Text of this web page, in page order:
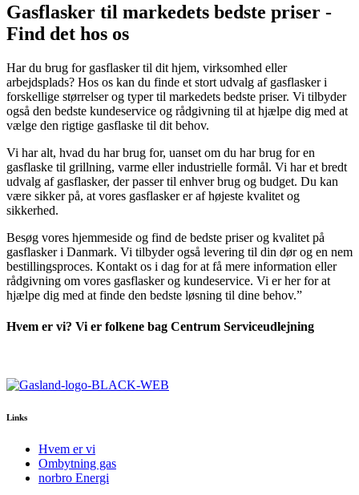
Gasflasker til markedets bedste priser -
Find det hos os
Har du brug for gasflasker til dit hjem, virksomhed eller
arbejdsplads? Hos os kan du finde et stort udvalg af gasflasker i
forskellige størrelser og typer til markedets bedste priser. Vi tilbyder
også den bedste kundeservice og rådgivning til at hjælpe dig med at
vælge den rigtige gasflaske til dit behov.
Vi har alt, hvad du har brug for, uanset om du har brug for en
gasflaske til grillning, varme eller industrielle formål. Vi har et bredt
udvalg af gasflasker, der passer til enhver brug og budget. Du kan
være sikker på, at vores gasflasker er af højeste kvalitet og
sikkerhed.
Besøg vores hjemmeside og find de bedste priser og kvalitet på
gasflasker i Danmark. Vi tilbyder også levering til din dør og en nem
bestillingsproces. Kontakt os i dag for at få mere information eller
rådgivning om vores gasflasker og kundeservice. Vi er her for at
hjælpe dig med at finde den bedste løsning til dine behov.”
Hvem er vi? Vi er folkene bag Centrum Serviceudlejning
Links
Hvem er vi
Ombytning gas
norbro Energi